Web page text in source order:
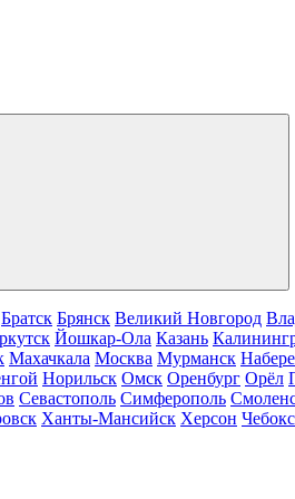
Братск Брянск Великий Новгород
Йошкар-Ола Казань
Махачкала Москва Мурманск
Норильск Омск Оренбург Орёл
Севастополь Симферополь
Ханты-Мансийск Херсон